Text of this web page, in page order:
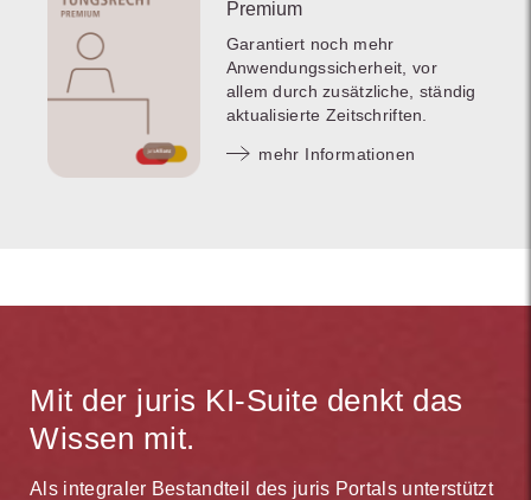
Premium
Garantiert noch mehr
Anwendungssicherheit, vor
allem durch zusätzliche, ständig
aktualisierte Zeitschriften.
mehr Informationen
Mit der juris KI-Suite denkt das
Wissen mit.
Als integraler Bestandteil des juris Portals unterstützt